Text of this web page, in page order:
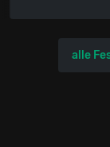
alle